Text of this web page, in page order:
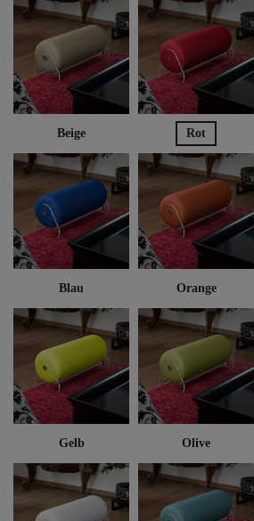
Beige Rot
Blau Orange
Gelb Olive